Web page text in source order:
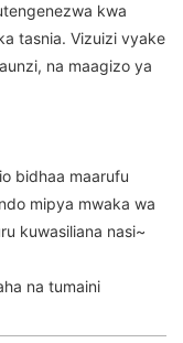
kwa
tasnia. Vizuizi vyake
na maagizo ya
bidhaa maarufu
mipya mwaka wa
kuwasiliana nasi~
na tumaini